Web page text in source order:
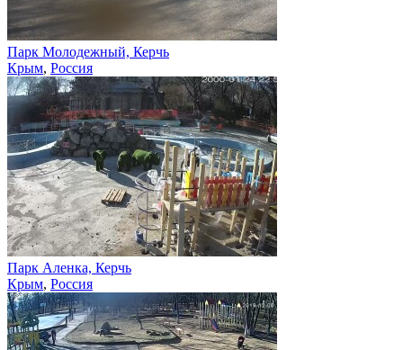
Парк Молодежный, Керчь
Крым, Россия
Парк Аленка, Керчь
Крым, Россия